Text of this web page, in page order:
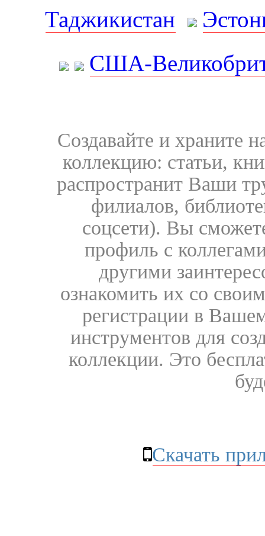
Таджикистан
США-
Создавайте и храните
коллекцию: статьи,
распространит Ваши
филиалов,
соцсети). Вы
профиль с
другими
ознакомить их со
регистрации в
инструментов для
коллекции. Это
Скачать